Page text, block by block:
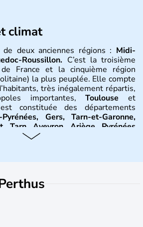
climat
deux anciennes régions : Midi-
Roussillon. C’est la troisième
France et la cinquième région
la plus peuplée. Elle compte
très inégalement répartis,
importantes,Toulouse et
constituée des départements
Pyrénées, Gers, Tarn-et-Garonne,
Tarn, Aveyron, Ariège, Pyrénées
Gard, Lozère
au sud et océanique à l’ouest.